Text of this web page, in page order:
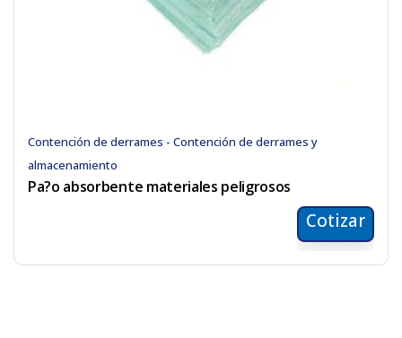
Contención de derrames - Contención de derrames y
almacenamiento
Pa?o absorbente materiales peligrosos
Cotizar